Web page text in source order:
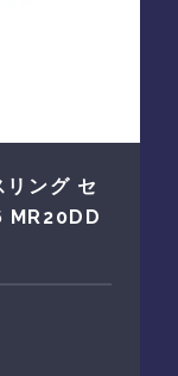
ング セ
MR20DD